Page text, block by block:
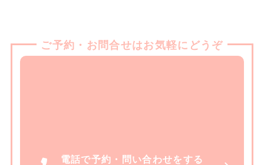
ご予約・お問合せはお気軽にどうぞ
電話で予約・問い合わせをする